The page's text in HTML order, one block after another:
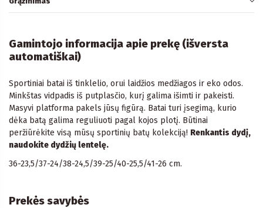
Gamintojo informacija apie prekę (išversta
automatiškai)
Sportiniai batai iš tinklelio, orui laidžios medžiagos ir eko odos.
Minkštas vidpadis iš putplasčio, kurį galima išimti ir pakeisti.
Masyvi platforma pakels jūsų figūrą. Batai turi įsegimą, kurio
dėka batą galima reguliuoti pagal kojos plotį. Būtinai
peržiūrėkite visą mūsų sportinių batų kolekciją! Renkantis dydį,
naudokite dydžių lentelę.
36-23,5/37-24/38-24,5/39-25/40-25,5/41-26 cm.
Prekės savybės